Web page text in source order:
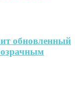
обновленный